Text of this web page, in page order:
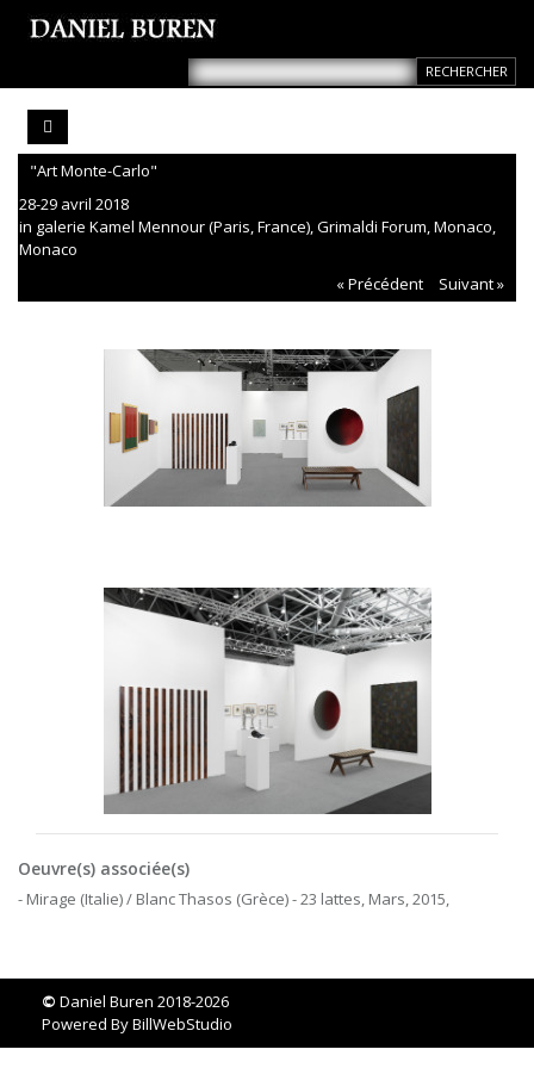
"Art Monte-Carlo"
28-29 avril 2018
in galerie Kamel Mennour (Paris, France), Grimaldi Forum, Monaco,
Monaco
« Précédent
Suivant »
Oeuvre(s) associée(s)
- Mirage (Italie) / Blanc Thasos (Grèce) - 23 lattes, Mars, 2015,
© Daniel Buren 2018-2026
Powered ByBillWebStudio